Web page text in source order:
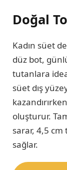
Doğal
Kadın süet
düz bot,
tutanlara
süet dış
oluşturur.
sarar, 4,5
sağlar.